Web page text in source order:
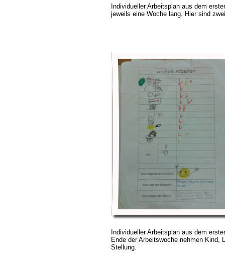
Individueller Arbeitsplan aus dem
jeweils eine Woche lang. Hier sind
Individueller Arbeitsplan aus dem
Ende der Arbeitswoche nehmen Kind,
Stellung.